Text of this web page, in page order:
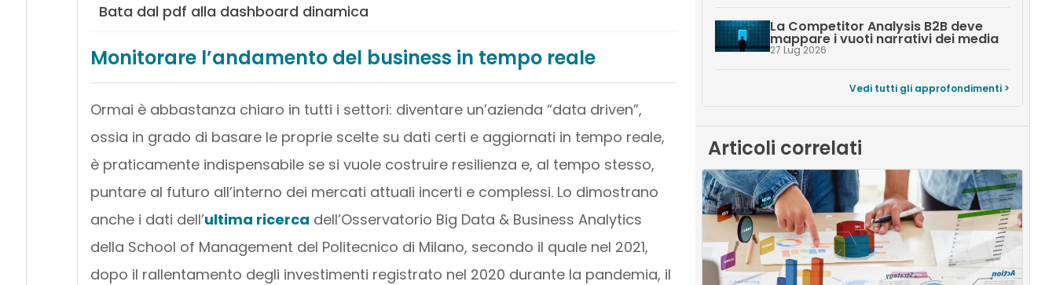
Bata dal pdf alla dashboard dinamica
Monitorare l’andamento del business in tempo reale
Ormai è abbastanza chiaro in tutti i settori: diventare un’azienda “data driven”,
ossia in grado di basare le proprie scelte su dati certi e aggiornati in tempo reale,
è praticamente indispensabile se si vuole costruire resilienza e, al tempo stesso,
puntare al futuro all’interno dei mercati attuali incerti e complessi. Lo dimostrano
anche i dati dell’ultima ricerca dell’Osservatorio Big Data & Business Analytics
della School of Management del Politecnico di Milano, secondo il quale nel 2021,
dopo il rallentamento degli investimenti registrato nel 2020 durante la pandemia, il
La Competitor Analysis B2B deve
mappare i vuoti narrativi dei media
27 Lug 2026
Vedi tutti gli approfondimenti >
Articoli correlati